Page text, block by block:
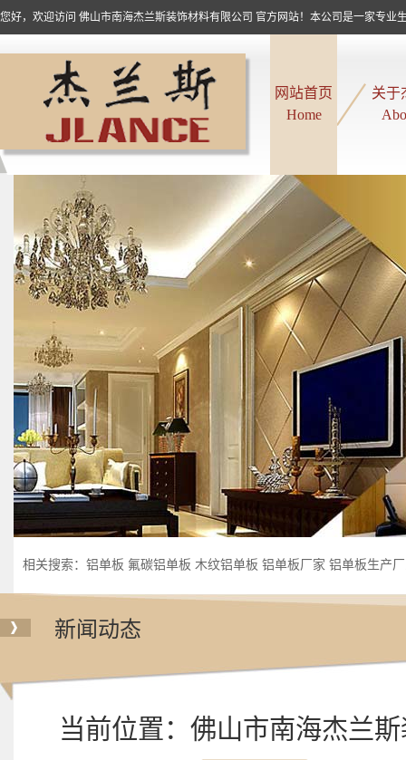
您好，欢迎访问 佛山市南海杰兰斯装饰材料有限公司 官方网站！本公司是一家专
网站首页
Home
关于
相关搜索： 铝单板 氟碳铝单板 木纹铝单板 铝单板厂家 铝单板生产
新闻动态
当前位置： 佛山市南海杰兰